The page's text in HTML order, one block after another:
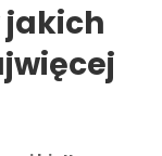
jakich